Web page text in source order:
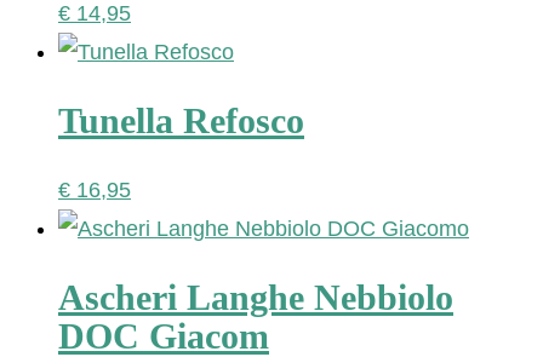
€ 14,95
Tunella Refosco
€ 16,95
Ascheri Langhe Nebbiolo
DOC Giacom